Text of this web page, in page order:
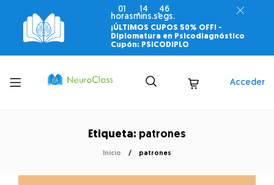
01
horas
14
mins.
46
segs.
¡ÚLTIMOS CUPOS 50% OFF! -
Diplomatura en Psicodiagnóstico
Cupón: PSICODIPLO
Toggle
menu
Acceder
Etiqueta: patrones
Inicio patrones